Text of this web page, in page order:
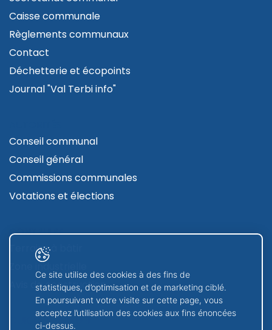
Caisse communale
Règlements communaux
Contact
Déchetterie et écopoints
Journal "Val Terbi info"
Conseil communal
Conseil général
Commissions communales
Votations et élections
CONTRUIRE
Terrains à bâtir
Zone industrielle
Avis de construction
GUICHET VIRTUEL
Ce site utilise des cookies à des fins de
statistiques, d’optimisation et de marketing ciblé.
En poursuivant votre visite sur cette page, vous
acceptez l’utilisation des cookies aux fins énoncées
ci-dessus.